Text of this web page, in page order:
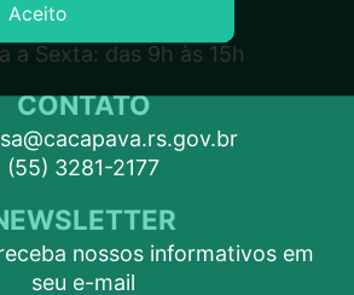
ATENDIMENTO
a Sexta: das 9h às 15h
CONTATO
(55) 3281-2177
nossos informativos em
seu e-mail
Aceito